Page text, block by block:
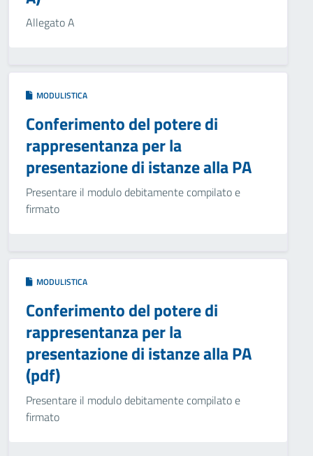
Allegato A
MODULISTICA
Conferimento del potere di
rappresentanza per la
presentazione di istanze alla PA
Presentare il modulo debitamente compilato e
firmato
MODULISTICA
Conferimento del potere di
rappresentanza per la
presentazione di istanze alla PA
(pdf)
Presentare il modulo debitamente compilato e
firmato